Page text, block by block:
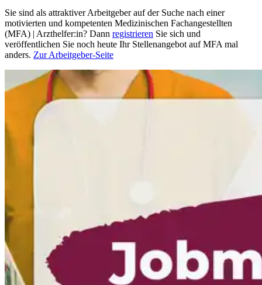
Sie sind als attraktiver Arbeitgeber auf der Suche nach einer
motivierten und kompetenten Medizinischen Fachangestellten
(MFA) | Arzthelfer:in? Dann registrieren Sie sich und
veröffentlichen Sie noch heute Ihr Stellenangebot auf MFA mal
anders. Zur Arbeitgeber-Seite